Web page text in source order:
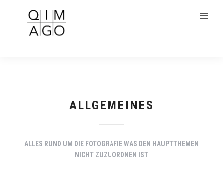
ALLGEMEINES
ALLES RUND UM DIE FOTOGRAFIE WAS DEN HAUPTTHEMEN
NICHT ZUZUORDNEN IST